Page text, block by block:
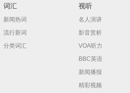
词汇
新闻热词
流行新词
分类词汇
视听
名人演讲
影音赏析
VOA听力
BBC英语
新闻播报
精彩视频